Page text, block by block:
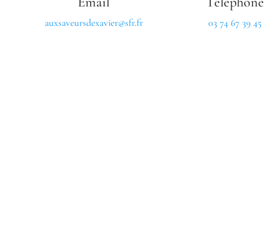
auxsaveursdexavier@sfr.fr 03 74 67 39 45